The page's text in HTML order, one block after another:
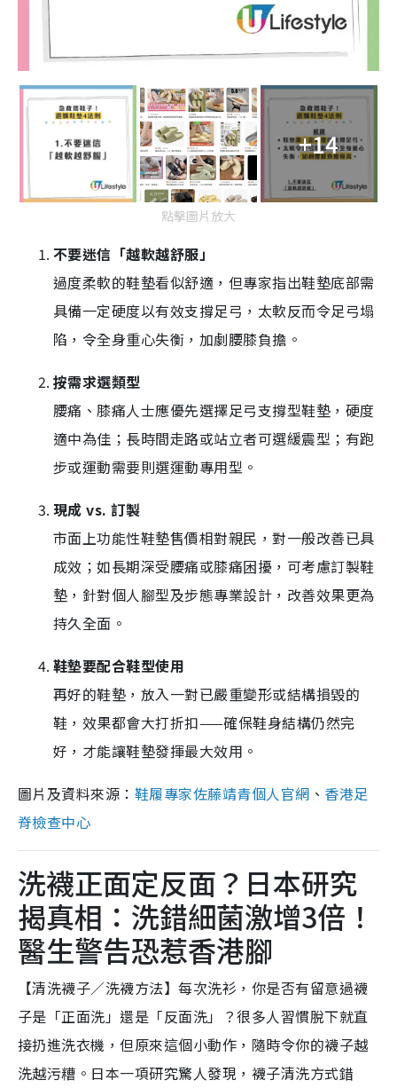
+14
點擊圖片放大
不要迷信「越軟越舒服」
過度柔軟的鞋墊看似舒適，但專家指出鞋墊底部需
具備一定硬度以有效支撐足弓，太軟反而令足弓塌
陷，令全身重心失衡，加劇腰膝負擔。
按需求選類型
腰痛、膝痛人士應優先選擇足弓支撐型鞋墊，硬度
適中為佳；長時間走路或站立者可選緩震型；有跑
步或運動需要則選運動專用型。
現成 vs. 訂製
市面上功能性鞋墊售價相對親民，對一般改善已具
成效；如長期深受腰痛或膝痛困擾，可考慮訂製鞋
墊，針對個人腳型及步態專業設計，改善效果更為
持久全面。
鞋墊要配合鞋型使用
再好的鞋墊，放入一對已嚴重變形或結構損毀的
鞋，效果都會大打折扣——確保鞋身結構仍然完
好，才能讓鞋墊發揮最大效用。
圖片及資料來源： 鞋履專家佐藤靖青個人官網 、 香港足
脊檢查中心
洗襪正面定反面？日本研究
揭真相：洗錯細菌激增3倍！
醫生警告恐惹香港腳
【清洗襪子／洗襪方法】每次洗衫，你是否有留意過襪
子是「正面洗」還是「反面洗」？很多人習慣脫下就直
接扔進洗衣機，但原來這個小動作，隨時令你的襪子越
洗越污糟。日本一項研究驚人發現，襪子清洗方式錯